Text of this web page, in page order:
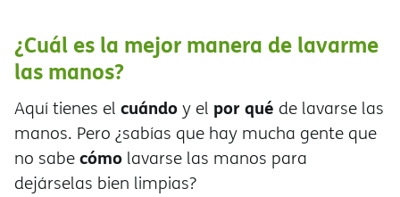
¿Cuál es la mejor manera de lavarme
las manos?
Aquí tienes el cuándoy el por qué de lavarse las
manos. Pero ¿sabías que hay mucha gente que
no sabecómo lavarse las manos para
dejárselas bien limpias?